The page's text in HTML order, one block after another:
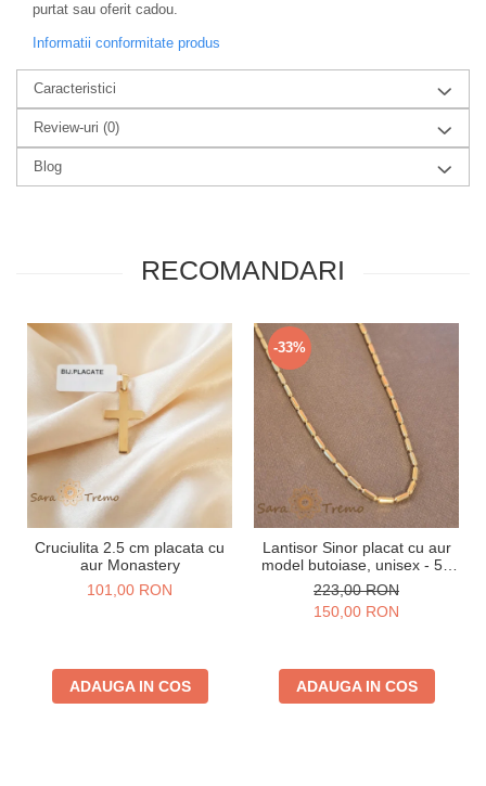
purtat sau oferit cadou.
Informatii conformitate produs
Caracteristici
Review-uri (0)
Blog
RECOMANDARI
Cruciulita 2.5 cm placata cu
aur Monastery
101,00 RON
ADAUGA IN COS
-33%
Lantisor Sinor placat cu aur
model butoiase, unisex - 50
cm
223,00 RON
150,00 RON
ADAUGA IN COS